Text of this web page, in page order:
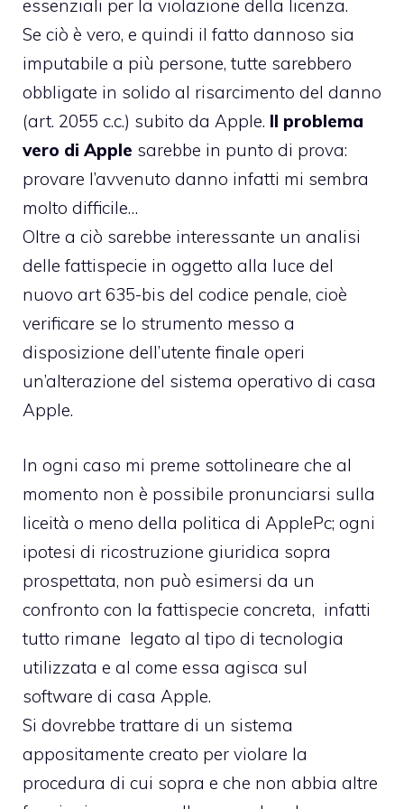
essenziali per la violazione della licenza.
Se ciò è vero, e quindi il fatto dannoso sia
imputabile a più persone, tutte sarebbero
obbligate in solido al risarcimento del danno
(art. 2055 c.c.) subito da Apple. Il problema
vero di Apple sarebbe in punto di prova:
provare l’avvenuto danno infatti mi sembra
molto difficile…
Oltre a ciò sarebbe interessante un analisi
delle fattispecie in oggetto alla luce del
nuovo art 635-bis del codice penale, cioè
verificare se lo strumento messo a
disposizione dell’utente finale operi
un’alterazione del sistema operativo di casa
Apple.
In ogni caso mi preme sottolineare che al
momento non è possibile pronunciarsi sulla
liceità o meno della politica di ApplePc; ogni
ipotesi di ricostruzione giuridica sopra
prospettata, non può esimersi da un
confronto con la fattispecie concreta, infatti
tutto rimane legato al tipo di tecnologia
utilizzata e al come essa agisca sul
software di casa Apple.
Si dovrebbe trattare di un sistema
appositamente creato per violare la
procedura di cui sopra e che non abbia altre